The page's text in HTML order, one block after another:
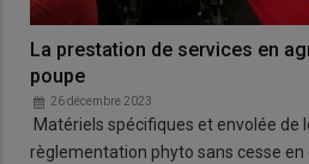
La prestation de services en
poupe
26 décembre 2023
Matériels spécifiques et envolée de
règlementation phyto sans cesse en